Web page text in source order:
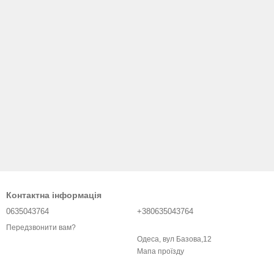
Контактна інформація
0635043764
Передзвонити вам?
+380635043764
Одеса, вул Базова,12
Мапа проїзду